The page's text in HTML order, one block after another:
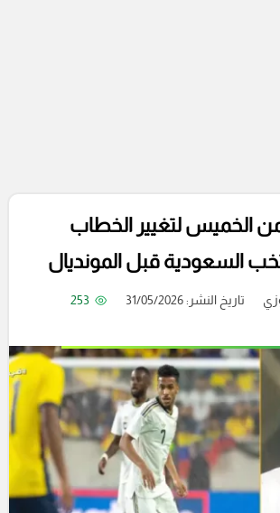
الخميس لتغيير الخطاب
السعودية قبل المونديال
تاريخ النشر: 31/05/2026
253